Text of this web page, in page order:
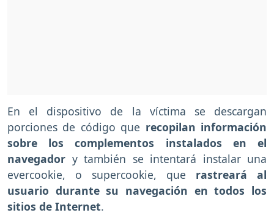
En el dispositivo de la víctima se descargan
porciones de código que recopilan información
sobre los complementos instalados en el
navegador y también se intentará instalar una
evercookie, o supercookie, que rastreará al
usuario durante su navegación en todos los
sitios de Internet.